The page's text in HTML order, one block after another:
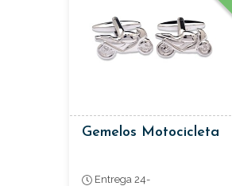
Gemelos Motocicleta
Entrega 24-